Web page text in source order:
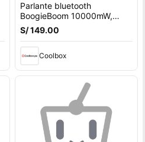
Parlante bluetooth
BoogieBoom 10000mW,
resistente al agua IPX7,
hasta 6 horas de
S/ 149.00
Coolbox